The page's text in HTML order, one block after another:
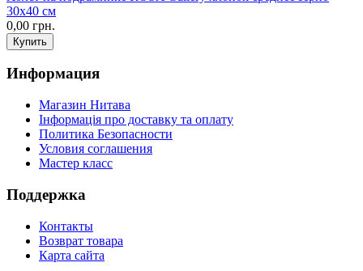
30х40 см
0,00 грн.
Информация
Магазин Нитава
Інформація про доставку та оплату
Политика Безопасности
Условия соглашения
Мастер класс
Поддержка
Контакты
Возврат товара
Карта сайта